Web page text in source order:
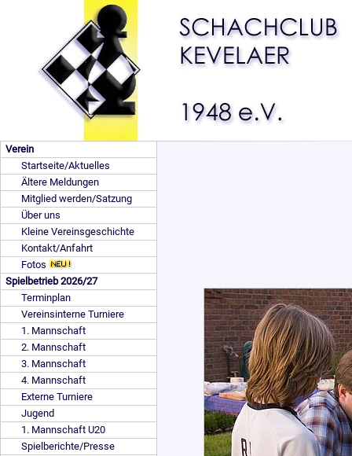
Verein
Startseite/Aktuelles
Ältere Meldungen
Mitglied werden/Satzung
Über uns
Kleine Vereinsgeschichte
Kontakt/Anfahrt
Fotos
Spielbetrieb 2026/27
Terminplan
Vereinsinterne Turniere
1. Mannschaft
2. Mannschaft
3. Mannschaft
4. Mannschaft
Externe Turniere
Jugend
1. Mannschaft U20
Spielberichte/Presse